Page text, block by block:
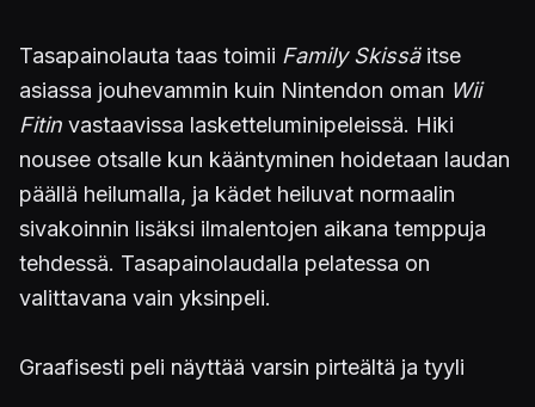
Tasapainolauta taas toimii Family Skissäitse
asiassa jouhevammin kuin Nintendon oman Wii
Fitin vastaavissa lasketteluminipeleissä. Hiki
nousee otsalle kun kääntyminen hoidetaan laudan
päällä heilumalla, ja kädet heiluvat normaalin
sivakoinnin lisäksi ilmalentojen aikana temppuja
tehdessä. Tasapainolaudalla pelatessa on
valittavana vain yksinpeli.
Graafisesti peli näyttää varsin pirteältä ja tyyli